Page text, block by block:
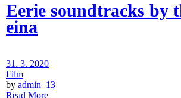
Eerie soundtracks by
eina
31. 3. 2020
Film
by admin_13
Read More